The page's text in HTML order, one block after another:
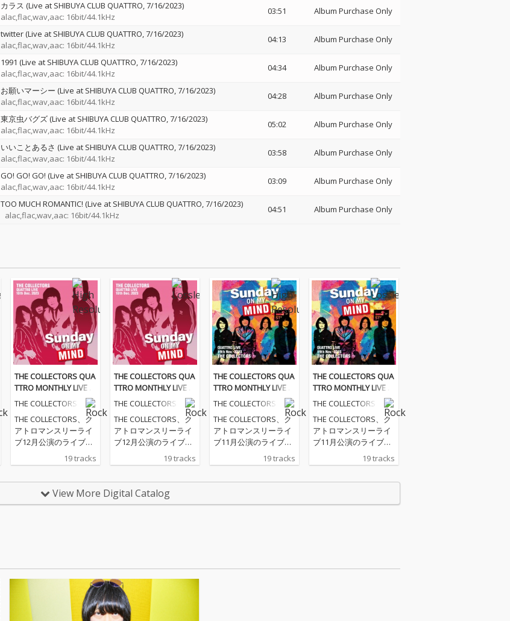
カラス (Live at SHIBUYA CLUB QUATTRO, 7/16/2023)
alac,flac,wav,aac: 16bit/44.1kHz
03:51 Album Purchase Only
twitter (Live at SHIBUYA CLUB QUATTRO, 7/16/2023)
alac,flac,wav,aac: 16bit/44.1kHz
04:13 Album Purchase Only
1991 (Live at SHIBUYA CLUB QUATTRO, 7/16/2023)
alac,flac,wav,aac: 16bit/44.1kHz
04:34 Album Purchase Only
お願いマーシー (Live at SHIBUYA CLUB QUATTRO, 7/16/2023)
alac,flac,wav,aac: 16bit/44.1kHz
04:28 Album Purchase Only
東京虫バグズ (Live at SHIBUYA CLUB QUATTRO, 7/16/2023)
alac,flac,wav,aac: 16bit/44.1kHz
05:02 Album Purchase Only
いいことあるさ (Live at SHIBUYA CLUB QUATTRO, 7/16/2023)
alac,flac,wav,aac: 16bit/44.1kHz
03:58 Album Purchase Only
GO! GO! GO! (Live at SHIBUYA CLUB QUATTRO, 7/16/2023)
alac,flac,wav,aac: 16bit/44.1kHz
03:09 Album Purchase Only
TOO MUCH ROMANTIC! (Live at SHIBUYA CLUB QUATTRO, 7/16/2023)
alac,flac,wav,aac: 16bit/44.1kHz
04:51 Album Purchase Only
THE COLLECTORS QUA
TTRO MONTHLY LIVE 2
023 "日曜日が待ち遠し
い!SUNDAY ON MY MIN
D" 2023.12.10 (24bit/48
kHz)
THE COLLECTORS
THE COLLECTORS、ク
アトロマンスリーライ
ブ12月公演のライブ音
ス！2024年2月にZAIK
公演の楽曲全19曲入
19 tracks
THE COLLECTORS QUA
TTRO MONTHLY LIVE 2
023 "日曜日が待ち遠し
い!SUNDAY ON MY MIN
D" 2023.12.10
THE COLLECTORS
THE COLLECTORS、ク
アトロマンスリーライ
ブ12月公演のライブ音
ス！2024年2月にZAIK
公演の楽曲全19曲入
り。 ※サブスクリプシ
19 tracks
THE COLLECTORS QUA
TTRO MONTHLY LIVE 2
023 "日曜日が待ち遠し
い!SUNDAY ON MY MIN
D" 2023.11.19 (24bit/48
kHz)
THE COLLECTORS
THE COLLECTORS、ク
アトロマンスリーライ
ブ11月公演のライブ音
ス！2024年1月にZAIK
19 tracks
THE COLLECTORS QUA
TTRO MONTHLY LIVE 2
023 "日曜日が待ち遠し
い!SUNDAY ON MY MIN
D" 2023.11.19
THE COLLECTORS
THE COLLECTORS、ク
アトロマンスリーライ
ブ11月公演のライブ音
ス！2024年1月にZAIK
19 tracks
View More Digital Catalog